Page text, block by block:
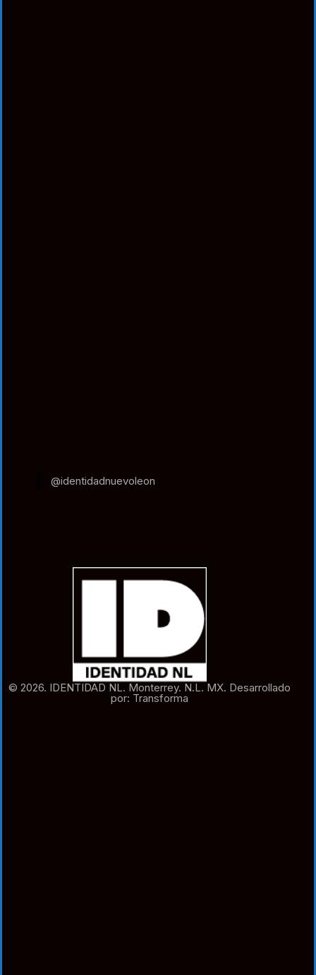
@identidadnuevoleon
© 2026. IDENTIDAD NL. Monterrey. N.L. MX. Desarrollado
por: Transforma